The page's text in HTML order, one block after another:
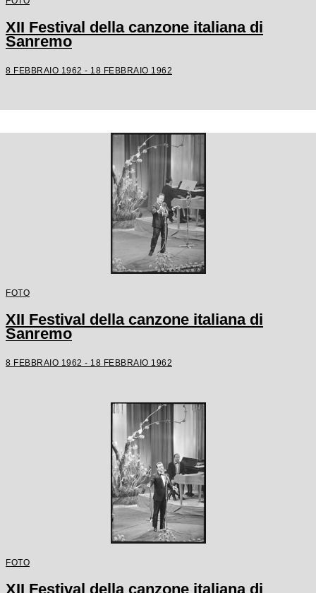
XII Festival della canzone italiana di
Sanremo
8 FEBBRAIO 1962 - 18 FEBBRAIO 1962
FOTO
XII Festival della canzone italiana di
Sanremo
8 FEBBRAIO 1962 - 18 FEBBRAIO 1962
FOTO
XII Festival della canzone italiana di